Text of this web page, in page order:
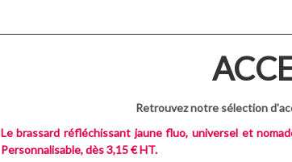
Retrouvez notre sélection
Le brassard réfléchissant jaune fluo, universel et
Personnalisable, dès 3,15 € HT.